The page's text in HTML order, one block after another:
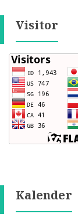
Visitor
Kalender